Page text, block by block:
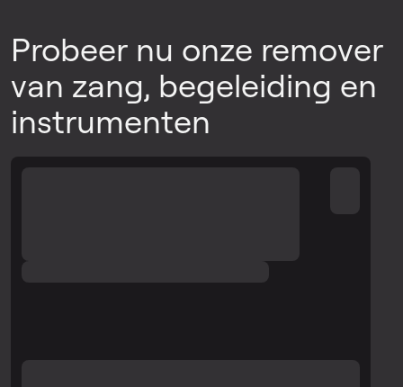
Probeer nu onze remover
van zang, begeleiding en
instrumenten